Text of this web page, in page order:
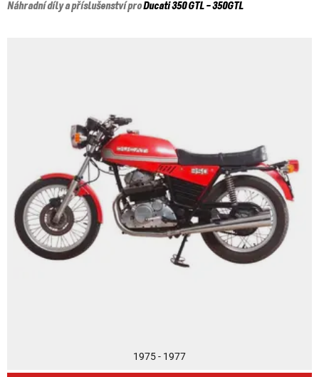
Náhradní díly a příslušenství proDucati350 GTL - 350GTL
1975 - 1977